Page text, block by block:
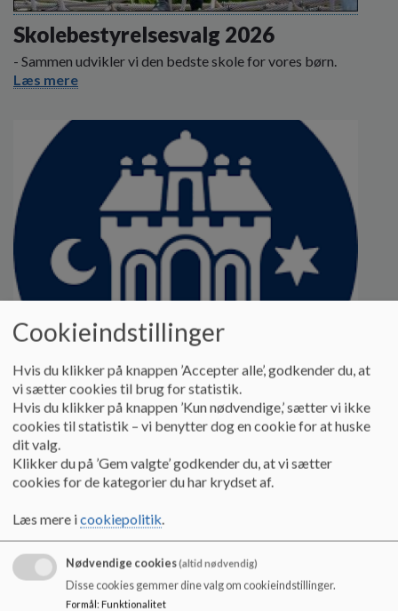
Skolebestyrelsesvalg 2026
- Sammen udvikler vi den bedste skole for vores børn.
Læs mere
Børn og Unges fælles vision
Vi kan i fællesskab
Læs mere
Cookieindstillinger
Hvis du klikker på knappen ’Accepter alle’, godkender du, at
vi sætter cookies til brug for statistik.
Hvis du klikker på knappen ’Kun nødvendige,’ sætter vi ikke
cookies til statistik – vi benytter dog en cookie for at huske
dit valg.
Klikker du på ’Gem valgte’ godkender du, at vi sætter
cookies for de kategorier du har krydset af.
Læs mere icookiepolitik.
Nødvendige cookies(altid nødvendig)
Disse cookies gemmer dine valg om cookieindstillinger.
Formål: Funktionalitet